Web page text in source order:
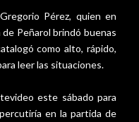
Pérez, quien en
Peñarol brindó buenas
como alto, rápido,
leer las situaciones.
este sábado para
en la partida de